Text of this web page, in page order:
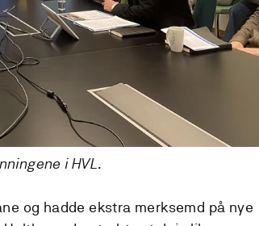
i HVL.
og hadde ekstra merksemd på nye